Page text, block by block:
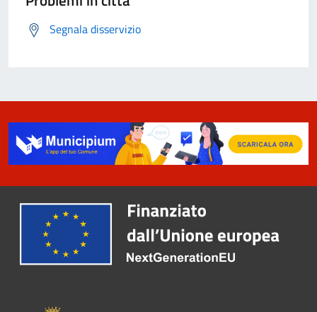
Segnala disservizio